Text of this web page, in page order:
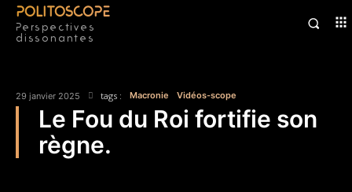
POLITOSCOPE
Perspectives
dissonantes
29 janvier 2025 tags : Macronie Vidéos-scope
Le Fou du Roi fortifie son
règne.